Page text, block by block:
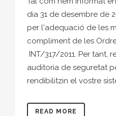
dia 31 de desembre de
per l'adequació de les
compliment de les
INT/317/2011. Per tant,
auditoria de seguretat
rendibilitzin el vostre
READ MORE